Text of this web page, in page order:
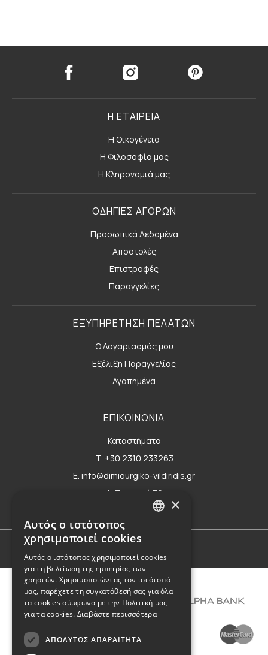
Η ΕΤΑΙΡΕΙΑ
Η Οικογένεια
Η Φιλοσοφία μας
Η Κληρονομιά μας
ΟΔΗΓΙΕΣ ΑΓΟΡΩΝ
Προσωπικά Δεδομένα
Αποστολές
Επιστροφές
Παραγγελίες
ΕΞΥΠΗΡΕΤΗΣΗ ΠΕΛΑΤΩΝ
Ο Λογαριασμός μου
Εξέλιξη Παραγγελίας
Αγαπημένα
ΕΠΙΚΟΙΝΩΝΙΑ
Καταστήματα
Τ. +30 2310 233263
E. info@dimiourgiko-vildiridis.gr
Δ. Τσιμισκή 70
Φόρμα επικοινωνίας×
Αυτός ο ιστότοπος
χρησιμοποιεί cookies
Αυτός ο ιστότοπος χρησιμοποιεί cookies
για τη βελτίωση της εμπειρίας των
χρηστών. Χρησιμοποιώντας τον ιστότοπό
μας, παρέχετε τη συγκατάθεσή σας για όλα
τα cookies σύμφωνα με την Πολιτική μας
για τα cookies. Διαβάστε περισσότερα
ΑΠΟΛΎΤΩΣ ΑΠΑΡΑΊΤΗΤΑ